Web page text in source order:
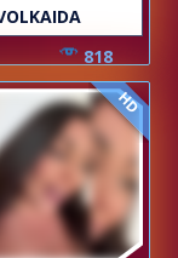
818
HD